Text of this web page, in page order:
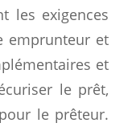
les exigences
emprunteur et
et
le prêt,
le prêteur.